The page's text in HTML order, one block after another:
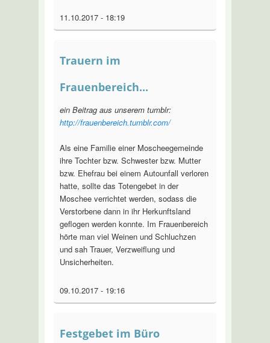
11.10.2017 - 18:19
Trauern im
Frauenbereich...
ein Beitrag aus unserem tumblr:
http://frauenbereich.tumblr.com/
Als eine Familie einer Moscheegemeinde
ihre Tochter bzw. Schwester bzw. Mutter
bzw. Ehefrau bei einem Autounfall verloren
hatte, sollte das Totengebet in der
Moschee verrichtet werden, sodass die
Verstorbene dann in ihr Herkunftsland
geflogen werden konnte. Im Frauenbereich
hörte man viel Weinen und Schluchzen
und sah Trauer, Verzweiflung und
Unsicherheiten.
09.10.2017 - 19:16
Festgebet im Büro